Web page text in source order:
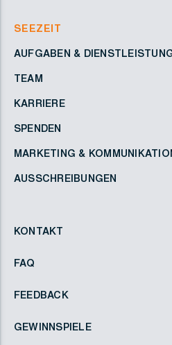
SEEZEIT
AUFGABEN &
TEAM
KARRIERE
SPENDEN
MARKETING &
AUSSCHREIBUNGEN
KONTAKT
FAQ
FEEDBACK
GEWINNSPIELE